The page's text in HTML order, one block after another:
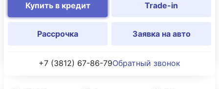
Купить в кредит Trade-in
Рассрочка Заявка на авто
+7 (3812) 67-86-79Обратный звонок